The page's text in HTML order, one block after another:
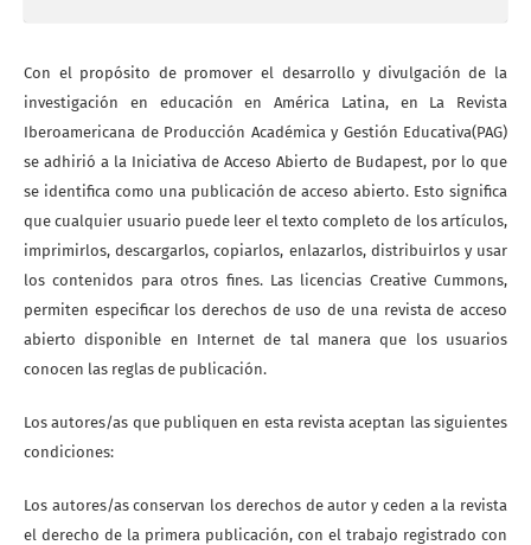
Con el propósito de promover el desarrollo y divulgación de la
investigación en educación en América Latina, en La Revista
Iberoamericana de Producción Académica y Gestión Educativa(PAG)
se adhirió a la Iniciativa de Acceso Abierto de Budapest, por lo que
se identifica como una publicación de acceso abierto. Esto significa
que cualquier usuario puede leer el texto completo de los artículos,
imprimirlos, descargarlos, copiarlos, enlazarlos, distribuirlos y usar
los contenidos para otros fines. Las licencias Creative Cummons,
permiten especificar los derechos de uso de una revista de acceso
abierto disponible en Internet de tal manera que los usuarios
conocen las reglas de publicación.
Los autores/as que publiquen en esta revista aceptan las siguientes
condiciones:
Los autores/as conservan los derechos de autor y ceden a la revista
el derecho de la primera publicación, con el trabajo registrado con